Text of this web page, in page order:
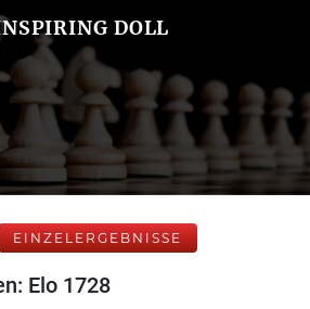
DOLL
EINZELERGEBNISSE
Elo 1728